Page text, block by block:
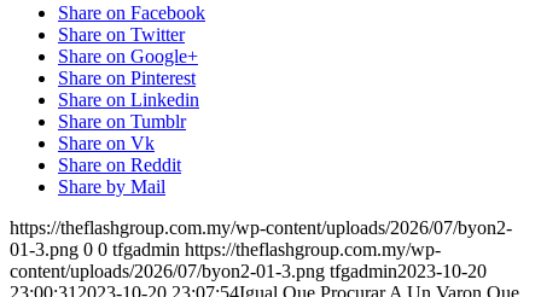
Share on Facebook
Share on Twitter
Share on Google+
Share on Pinterest
Share on Linkedin
Share on Tumblr
Share on Vk
Share on Reddit
Share by Mail
https://theflashgroup.com.my/wp-content/uploads/2026/07/byon2-
01-3.png 0 0 tfgadmin https://theflashgroup.com.my/wp-
content/uploads/2026/07/byon2-01-3.png tfgadmin2023-10-20
23:00:31 2023-10-20 23:07:54Igual Que Procurar A Un Varon Que